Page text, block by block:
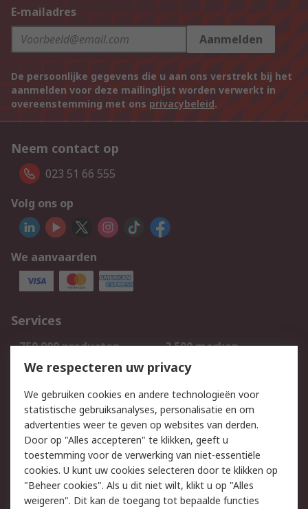
E-mailadres
Aanmelden
De persoonlijke gegevens die u aan ons verstrekt bij het
aanmelden voor deze mailinglijst worden verwerkt in
overeenstemming met ons privacybeleid.
Neem contact op
023 51 66 555
Volg ons op
We aanvaarden
Services
750.000 producten
2.500 merken
Bestellen
Inkoopoplossingen
Track & Trace
Wettelijk
Cookiebeleid
Email veiligheid
Privacybeleid
Websitevoorwaarden
Algemene
We respecteren uw privacy
We gebruiken cookies en andere technologieën voor
statistische gebruiksanalyses, personalisatie en om
advertenties weer te geven op websites van derden.
Door op "Alles accepteren" te klikken, geeft u
toestemming voor de verwerking van niet-essentiële
cookies. U kunt uw cookies selecteren door te klikken op
"Beheer cookies". Als u dit niet wilt, klikt u op "Alles
weigeren". Dit kan de toegang tot bepaalde functies